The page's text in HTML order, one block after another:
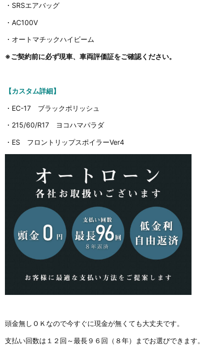
・SRSエアバッグ
・AC100V
・オートマチックハイビーム
※ご契約前に必ず現車、車両評価証をご確認ください。
【カスタム詳細】
・EC-17 ブラックポリッシュ
・215/60/R17 ヨコハマパラダ
・ES フロントリップスポイラーVer4
頭金無しＯＫなので今すぐに現金が無くても大丈夫です。
支払い回数は１２回～最長９６回（８年）までお選びできます。